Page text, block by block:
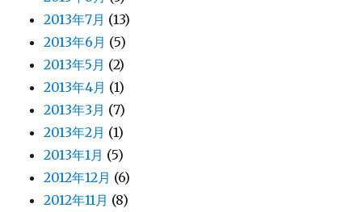
2013年7月 (13)
2013年6月 (5)
2013年5月 (2)
2013年4月 (1)
2013年3月 (7)
2013年2月 (1)
2013年1月 (5)
2012年12月 (6)
2012年11月 (8)